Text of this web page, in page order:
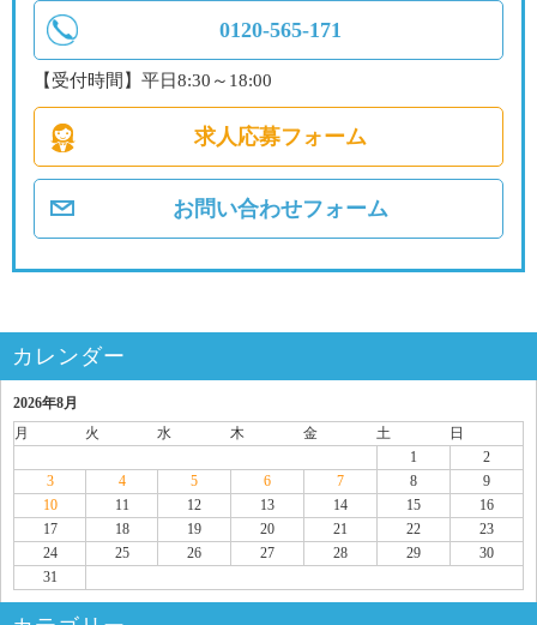
0120-565-171
【受付時間】平日8:30～18:00
求人応募フォーム
お問い合わせフォーム
カレンダー
2026年8月
月
火 水 木 金 土
日
1
2
3
4 5 6 7 8
9
10
11 12 13 14 15
16
17
18 19 20 21 22
23
24
25 26 27 28 29
30
31